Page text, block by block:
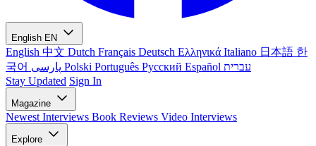
English EN
English 中文 Dutch Français Deutsch Ελληνικά Italiano 日本語 한
국어
Polski Português Русский Español עברית
Stay Updated Sign In
Magazine
Newest Interviews Book Reviews Video Interviews
Explore